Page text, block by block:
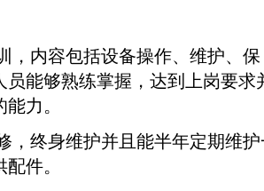
，内容包括设备操作、维护、保
能够熟练掌握，达到上岗要求
力。
，终身维护并且能半年定期维护
件。